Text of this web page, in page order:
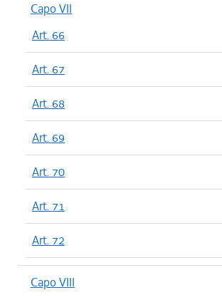
Capo VII
Art. 66
Art. 67
Art. 68
Art. 69
Art. 70
Art. 71
Art. 72
Capo VIII